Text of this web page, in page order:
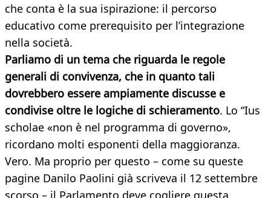
che conta è la sua ispirazione: il percorso
educativo come prerequisito per l’integrazione
nella società.
Parliamo di un tema che riguarda le regole
generali di convivenza, che in quanto tali
dovrebbero essere ampiamente discusse e
condivise oltre le logiche di schieramento. Lo “Ius
scholae «non è nel programma di governo»,
ricordano molti esponenti della maggioranza.
Vero. Ma proprio per questo – come su queste
pagine Danilo Paolini già scriveva il 12 settembre
scorso – il Parlamento deve cogliere questa